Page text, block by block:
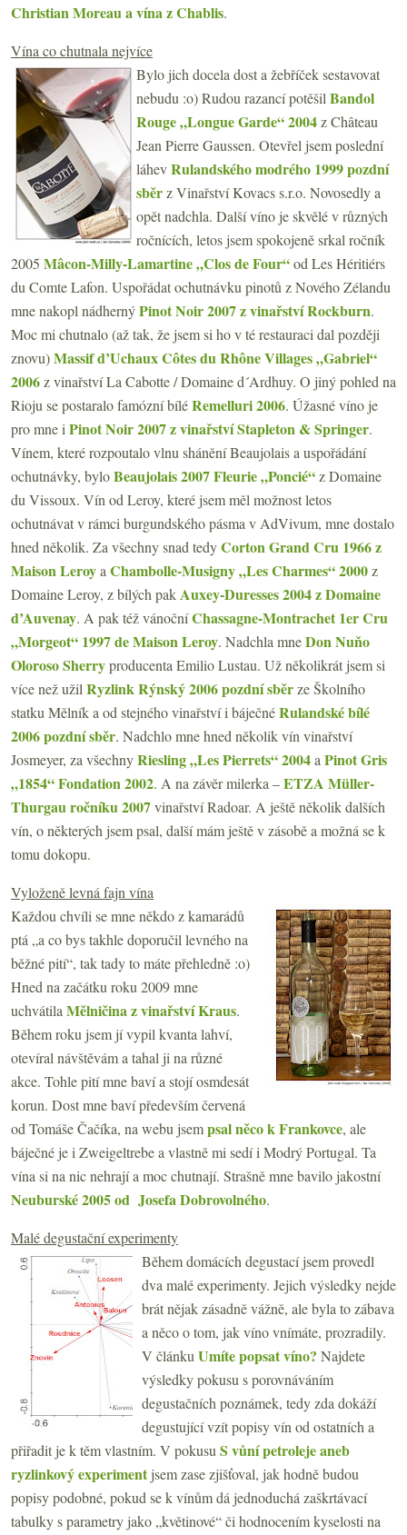
Christian Moreau a vína z Chablis.
Vína co chutnala nejvíce
Bylo jich docela dost a žebříček sestavovat
nebudu :o) Rudou razancí potěšil Bandol
Rouge „Longue Garde“ 2004z Château
Jean Pierre Gaussen. Otevřel jsem poslední
láhevRulandského modrého 1999 pozdní
sběrz Vinařství Kovacs s.r.o. Novosedly a
opět nadchla. Další víno je skvělé v různých
ročnících, letos jsem spokojeně srkal ročník
2005 Mâcon-Milly-Lamartine „Clos de Four“od Les Héritiérs
du Comte Lafon. Uspořádat ochutnávku pinotů z Nového Zélandu
mne nakopl nádhernýPinot Noir 2007 z vinařství Rockburn.
Moc mi chutnalo (až tak, že jsem si ho v té restauraci dal později
znovu)Massif d’Uchaux Côtes du Rhône Villages „Gabriel“
2006z vinařství La Cabotte / Domaine d´Ardhuy. O jiný pohled na
Rioju se postaralo famózní bíléRemelluri 2006. Úžasné víno je
pro mne i Pinot Noir 2007 z vinařství Stapleton & Springer.
Vínem, které rozpoutalo vlnu shánění Beaujolais a uspořádání
ochutnávky, byloBeaujolais 2007 Fleurie „Poncié“z Domaine
du Vissoux. Vín od Leroy, které jsem měl možnost letos
ochutnávat v rámci burgundského pásma v AdVivum, mne dostalo
hned několik. Za všechny snad tedyCorton Grand Cru 1966 z
Maison Leroya Chambolle-Musigny „Les Charmes“ 2000z
Domaine Leroy, z bílých pakAuxey-Duresses 2004 z Domaine
d’Auvenay. A pak též vánočníChassagne-Montrachet 1er Cru
„Morgeot“ 1997 de Maison Leroy. Nadchla mneDon Nuňo
Oloroso Sherryproducenta Emilio Lustau. Už několikrát jsem si
více než užil Ryzlink Rýnský 2006 pozdní sběrze Školního
statku Mělník a od stejného vinařství i báječnéRulandské bílé
2006 pozdní sběr. Nadchlo mne hned několik vín vinařství
Josmeyer, za všechnyRiesling „Les Pierrets“ 2004a Pinot Gris
„1854“ Fondation 2002. A na závěr milerka –ETZA Müller-
Thurgau ročníku 2007vinařství Radoar. A ještě několik dalších
vín, o některých jsem psal, další mám ještě v zásobě a možná se k
tomu dokopu.
Vyloženě levná fajn vína
Každou chvíli se mne někdo z kamarádů
ptá „a co bys takhle doporučil levného na
běžné pití“, tak tady to máte přehledně :o)
Hned na začátku roku 2009 mne
uchvátila Mělničina z vinařství Kraus.
Během roku jsem jí vypil kvanta lahví,
otevíral návštěvám a tahal ji na různé
akce. Tohle pití mne baví a stojí osmdesát
korun. Dost mne baví především červená
od Tomáše Čačíka, na webu jsempsal něco k Frankovce, ale
báječné je i Zweigeltrebe a vlastně mi sedí i Modrý Portugal. Ta
vína si na nic nehrají a moc chutnají. Strašně mne bavilo jakostní
Neuburské 2005 od Josefa Dobrovolného.
Malé degustační experimenty
Během domácích degustací jsem provedl
dva malé experimenty. Jejich výsledky nejde
brát nějak zásadně vážně, ale byla to zábava
a něco o tom, jak víno vnímáte, prozradily.
V článku Umíte popsat víno? Najdete
výsledky pokusu s porovnáváním
degustačních poznámek, tedy zda dokáží
degustující vzít popisy vín od ostatních a
přiřadit je k těm vlastním. V pokusu S vůní petroleje aneb
ryzlinkový experimentjsem zase zjišťoval, jak hodně budou
popisy podobné, pokud se k vínům dá jednoduchá zaškrtávací
tabulky s parametry jako „květinové“ či hodnocením kyselosti na